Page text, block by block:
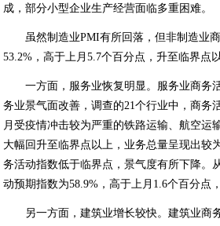
成，部分小型企业生产经营面临多重困难。
虽然制造业PMI有所回落，但非制造业
53.2%，高于上月5.7个百分点，升至临界点
一方面，服务业恢复明显。服务业商务
务业景气面改善，调查的21个行业中，商务
月受疫情冲击较为严重的铁路运输、航空运
大幅回升至临界点以上，业务总量呈现出较
务活动指数低于临界点，景气度有所下降。
动预期指数为58.9%，高于上月1.6个百分点
另一方面，建筑业增长较快。建筑业商